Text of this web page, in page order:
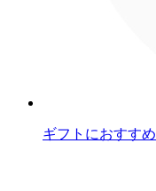
ギフトにおすすめ